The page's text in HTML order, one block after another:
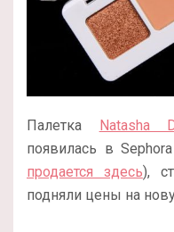
Палетка Natasha
появилась в
продается здесь),
подняли цены на